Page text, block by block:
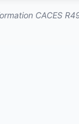
CACES